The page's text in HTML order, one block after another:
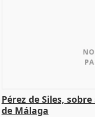
Pérez de Siles,
de Málaga